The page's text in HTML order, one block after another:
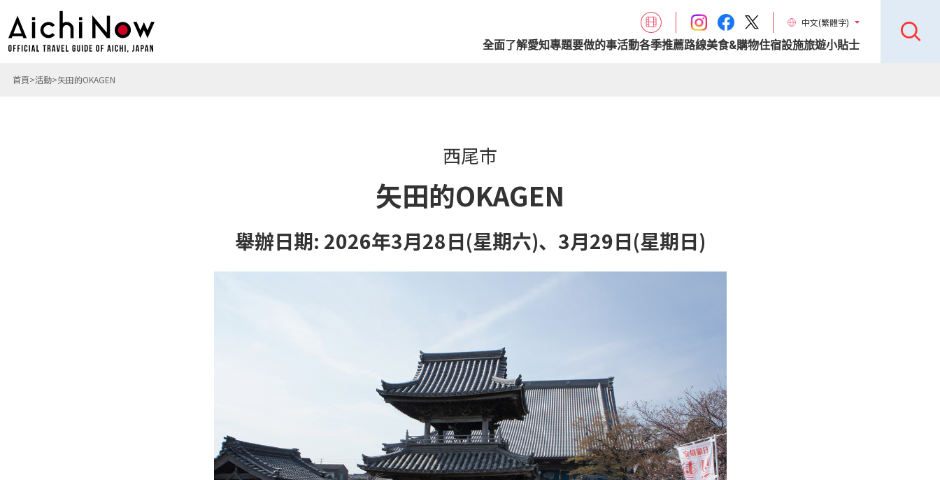
中文(繁體字)
全面了解愛知專題要做的事活動各季推薦路線美食&購物住宿設施旅遊小貼士
首頁 活動 矢田的OKAGEN
西尾市
矢田的OKAGEN
舉辦日期: 2026年3月28日(星期六)、3月29日(星期日)